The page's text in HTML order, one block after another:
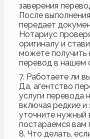
заверения
После
передает
Нотариус
оригиналу и
можете получить
перевод в нашем
7. Работаете ли
Да, агентство
услуги перевода
включая редкие и
уточните нужный
постараемся вам
8. Что делать,